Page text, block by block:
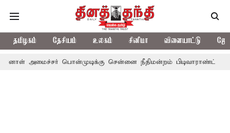
தமிழகம் தேசியம் உலகம் சினிமா விளையாட்டு
பொன்முடிக்கு சென்னை நீதிமன்றம் பிடிவாராண்ட்